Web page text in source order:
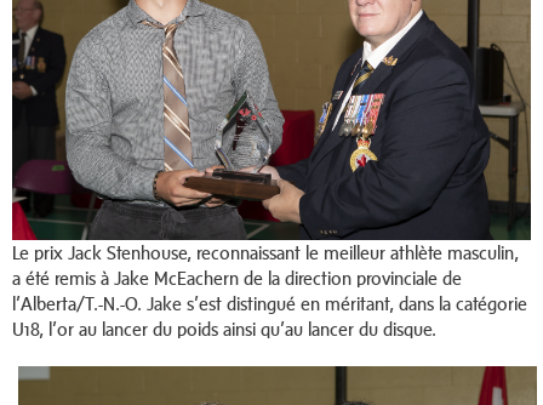
Le prix Jack Stenhouse, reconnaissant le meilleur athlète masculin,
a été remis à Jake McEachern de la direction provinciale de
l’Alberta/T.-N.-O. Jake s’est distingué en méritant, dans la catégorie
U18, l’or au lancer du poids ainsi qu’au lancer du disque.